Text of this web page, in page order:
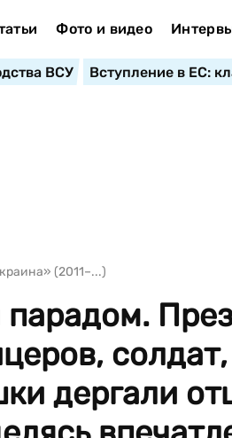
Фото и видео
ВСУ Вступление в ЕС:
(2011–...)
парадом.
дергали